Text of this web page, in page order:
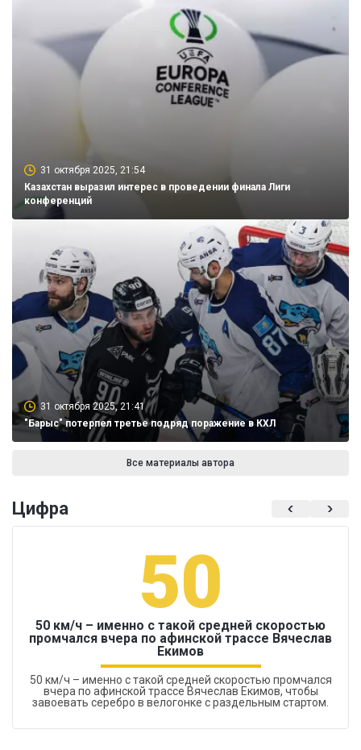
31 октября 2025, 21:54
Казахстан выразил интерес в проведении финала Лиги
конференций
31 октября 2025, 21:41
"Барыс" потерпел третье подряд поражение в КХЛ
Все материалы автора
Цифра
50
50 км/ч – именно с такой средней скоростью
промчался вчера по афинской трассе Вячеслав
Екимов
50 км/ч – именно с такой средней скоростью промчался
вчера по афинской трассе Вячеслав Екимов, чтобы
завоевать серебро в велогонке с раздельным стартом.